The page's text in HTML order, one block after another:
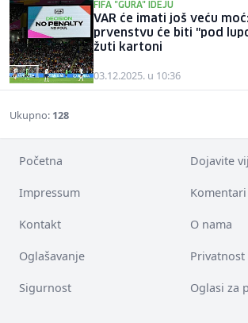
FIFA "GURA" IDEJU
VAR će imati još veću
prvenstvu će biti "pod
žuti kartoni
03.12.2025. u 10:36
Ukupno: 128
Početna Dojavite
Impressum Komentari
Kontakt O nama
Oglašavanje Privatnost
Sigurnost Oglasi za